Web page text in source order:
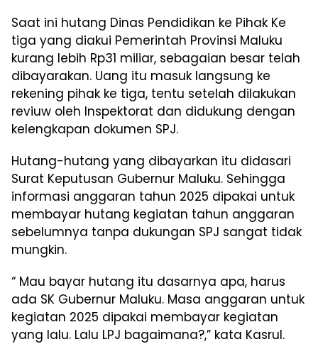
Saat ini hutang Dinas Pendidikan ke Pihak Ke
tiga yang diakui Pemerintah Provinsi Maluku
kurang lebih Rp31 miliar, sebagaian besar telah
dibayarakan. Uang itu masuk langsung ke
rekening pihak ke tiga, tentu setelah dilakukan
reviuw oleh Inspektorat dan didukung dengan
kelengkapan dokumen SPJ.
Hutang-hutang yang dibayarkan itu didasari
Surat Keputusan Gubernur Maluku. Sehingga
informasi anggaran tahun 2025 dipakai untuk
membayar hutang kegiatan tahun anggaran
sebelumnya tanpa dukungan SPJ sangat tidak
mungkin.
“ Mau bayar hutang itu dasarnya apa, harus
ada SK Gubernur Maluku. Masa anggaran untuk
kegiatan 2025 dipakai membayar kegiatan
yang lalu. Lalu LPJ bagaimana?,” kata Kasrul.